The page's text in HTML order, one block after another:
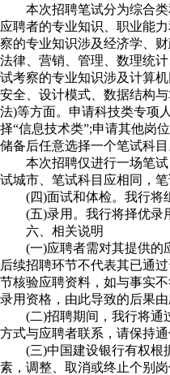
本次招聘笔试分为综合类
应聘者的专业知识、职业能
察的专业知识涉及经济学、
法律、营销、管理、数理统
试考察的专业知识涉及计算
安全、设计模式、数据结构
法)等方面。申请科技类专项
择“信息技术类”;申请其他岗
储备后任意选择一个笔试科目
本次招聘仅进行一场笔试
试城市、笔试科目应相同，
(四)面试和体检。我行将组
(五)录用。我行将择优录用
六、相关说明
(一)应聘者需对其提供的
后续招聘环节不代表其已通
节核验应聘资料，如与事实
录用资格，由此导致的后果由
(二)招聘期间，我行将通
方式与应聘者联系，请保持通
(三)中国建设银行有权根
素，调整、取消或终止个别